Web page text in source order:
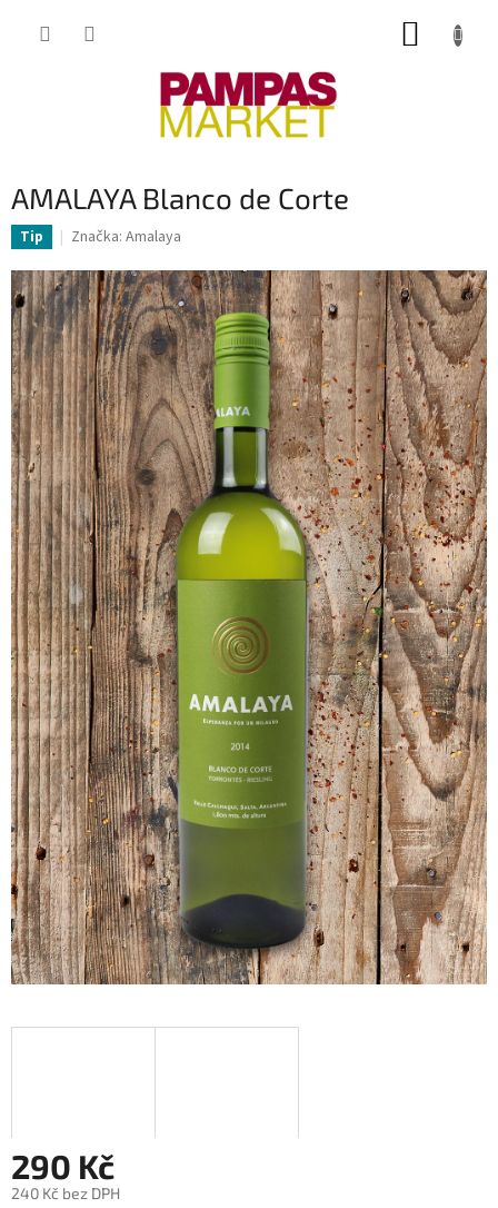
AMALAYA Blanco de Corte
Tip Značka: Amalaya
290 Kč
240 Kč bez DPH